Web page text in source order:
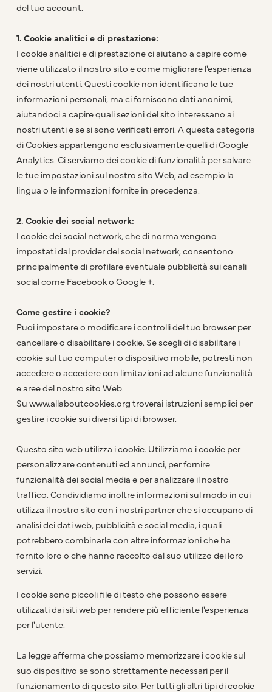
del tuo account.
1. Cookie analitici e di prestazione:
I cookie analitici e di prestazione ci aiutano a capire come
viene utilizzato il nostro sito e come migliorare l'esperienza
dei nostri utenti. Questi cookie non identificano le tue
informazioni personali, ma ci forniscono dati anonimi,
aiutandoci a capire quali sezioni del sito interessano ai
nostri utenti e se si sono verificati errori. A questa categoria
di Cookies appartengono esclusivamente quelli di Google
Analytics. Ci serviamo dei cookie di funzionalità per salvare
le tue impostazioni sul nostro sito Web, ad esempio la
lingua o le informazioni fornite in precedenza.
2. Cookie dei social network:
I cookie dei social network, che di norma vengono
impostati dal provider del social network, consentono
principalmente di profilare eventuale pubblicità sui canali
social come Facebook o Google +.
Come gestire i cookie?
Puoi impostare o modificare i controlli del tuo browser per
cancellare o disabilitare i cookie. Se scegli di disabilitare i
cookie sul tuo computer o dispositivo mobile, potresti non
accedere o accedere con limitazioni ad alcune funzionalità
e aree del nostro sito Web.
Suwww.allaboutcookies.orgtroverai istruzioni semplici per
gestire i cookie sui diversi tipi di browser.
Questo sito web utilizza i cookie. Utilizziamo i cookie per
personalizzare contenuti ed annunci, per fornire
funzionalità dei social media e per analizzare il nostro
traffico. Condividiamo inoltre informazioni sul modo in cui
utilizza il nostro sito con i nostri partner che si occupano di
analisi dei dati web, pubblicità e social media, i quali
potrebbero combinarle con altre informazioni che ha
fornito loro o che hanno raccolto dal suo utilizzo dei loro
servizi.
I cookie sono piccoli file di testo che possono essere
utilizzati dai siti web per rendere più efficiente l'esperienza
per l'utente.
La legge afferma che possiamo memorizzare i cookie sul
suo dispositivo se sono strettamente necessari per il
funzionamento di questo sito. Per tutti gli altri tipi di cookie